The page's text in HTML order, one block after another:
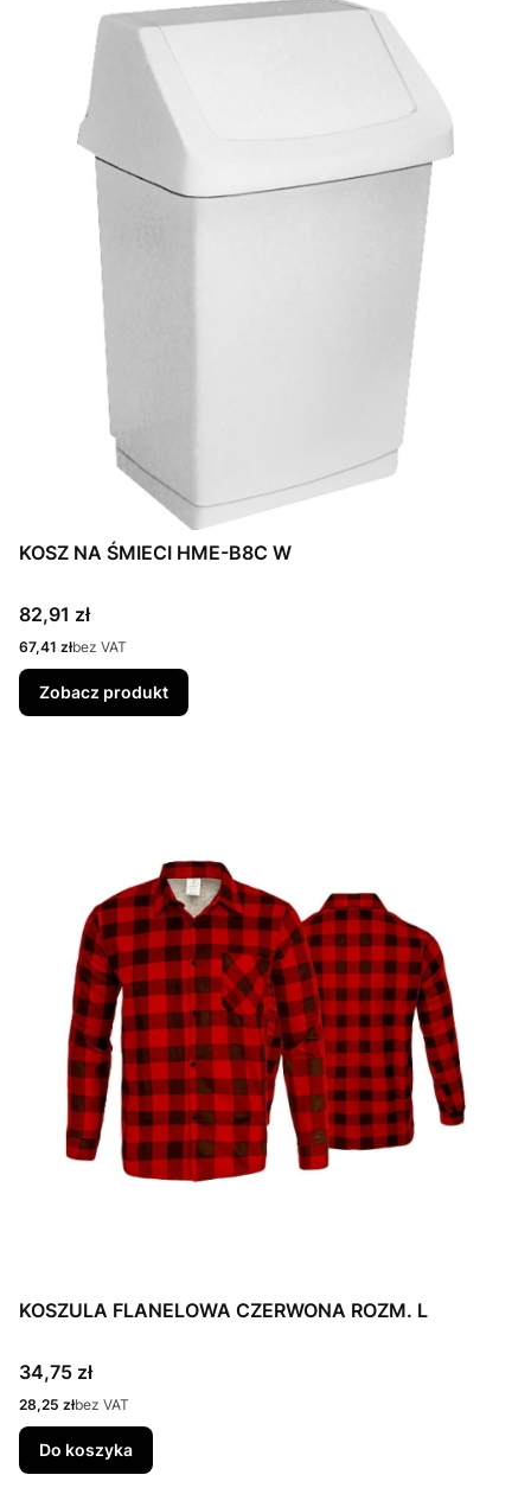
KOSZ NA ŚMIECI HME-B8C W
Cena
82,91 zł
Cena
67,41 złbez VAT
Zobacz produkt
KOSZULA FLANELOWA CZERWONA ROZM. L
Cena
34,75 zł
Cena
28,25 złbez VAT
Do koszyka